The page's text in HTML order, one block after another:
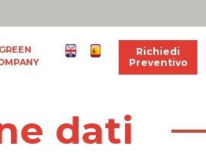
GREEN
Richiedi
Preventivo
dati